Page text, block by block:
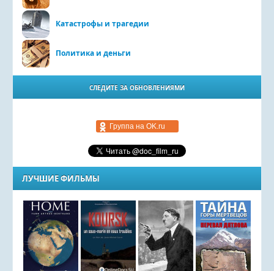
Катастрофы и трагедии
Политика и деньги
СЛЕДИТЕ ЗА ОБНОВЛЕНИЯМИ
Группа на OK.ru
ЛУЧШИЕ ФИЛЬМЫ